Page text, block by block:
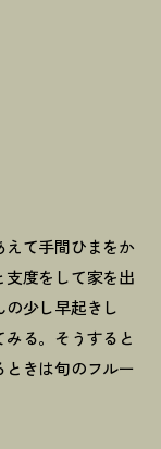
て手間ひまをか
支度をして家を出
少し早起きし
る。そうすると
きは旬のフルー